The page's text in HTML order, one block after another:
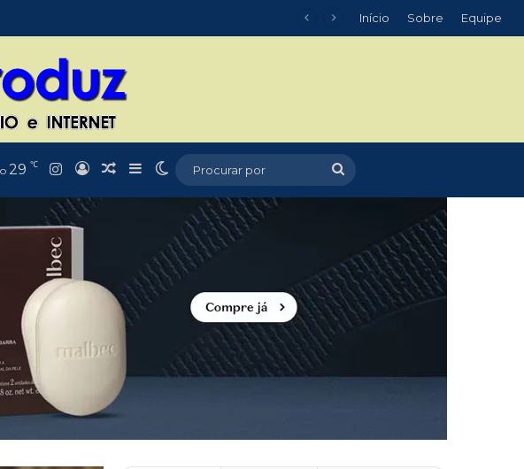
Início Sobre Equipe
29 ℃ Instagram
EntrarArtigo aleatório
Barra Lateral
Switch skin
Procurar
por